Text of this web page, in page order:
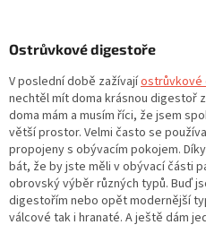
Ostrůvkové digestoře
V poslední době zažívají
nechtěl mít doma krásnou digestoř
doma mám a musím říci, že jsem
větší prostor. Velmi často se
propojeny s obývacím pokojem.
bát, že by jste měli v obývací části
obrovský výběr různých typů. Buď
digestořím nebo opět modernější
válcové tak i hranaté. A ještě dám